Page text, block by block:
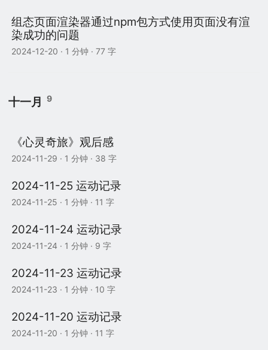
组态页面渲染器通过npm包方式使用页面没有渲
染成功的问题
2024-12-20 · 1 分钟 · 77 字
十一月 9
《心灵奇旅》观后感
2024-11-29 · 1 分钟 · 38 字
2024-11-25 运动记录
2024-11-25 · 1 分钟 · 11 字
2024-11-24 运动记录
2024-11-24 · 1 分钟 · 9 字
2024-11-23 运动记录
2024-11-23 · 1 分钟 · 10 字
2024-11-20 运动记录
2024-11-20 · 1 分钟 · 11 字